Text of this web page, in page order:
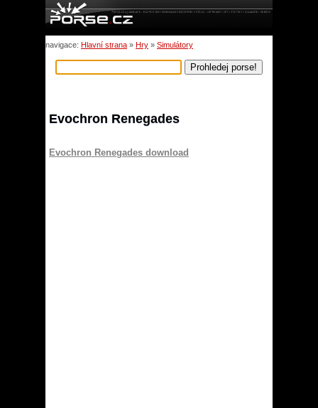
navigace: Hlavní strana » Hry » Simulátory
Evochron Renegades
Evochron Renegades download